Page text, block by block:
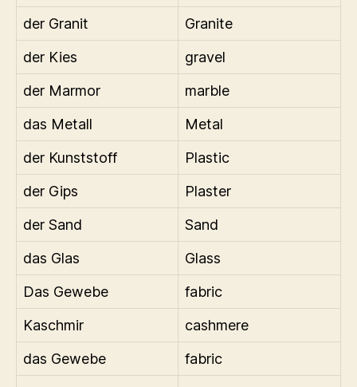
der Granit
Granite
der Kies
gravel
der Marmor
marble
das Metall
Metal
der Kunststoff
Plastic
der Gips
Plaster
der Sand
Sand
das Glas
Glass
Das Gewebe
fabric
Kaschmir
cashmere
das Gewebe
fabric